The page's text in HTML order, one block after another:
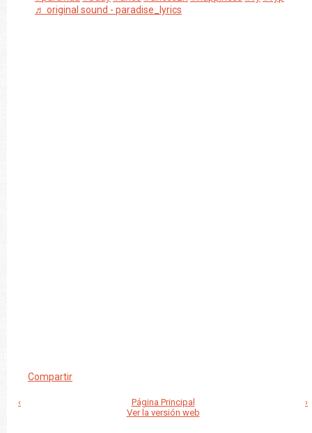
♬ original sound - paradise_lyrics
Compartir
‹ ›
Página Principal
Ver la versión web